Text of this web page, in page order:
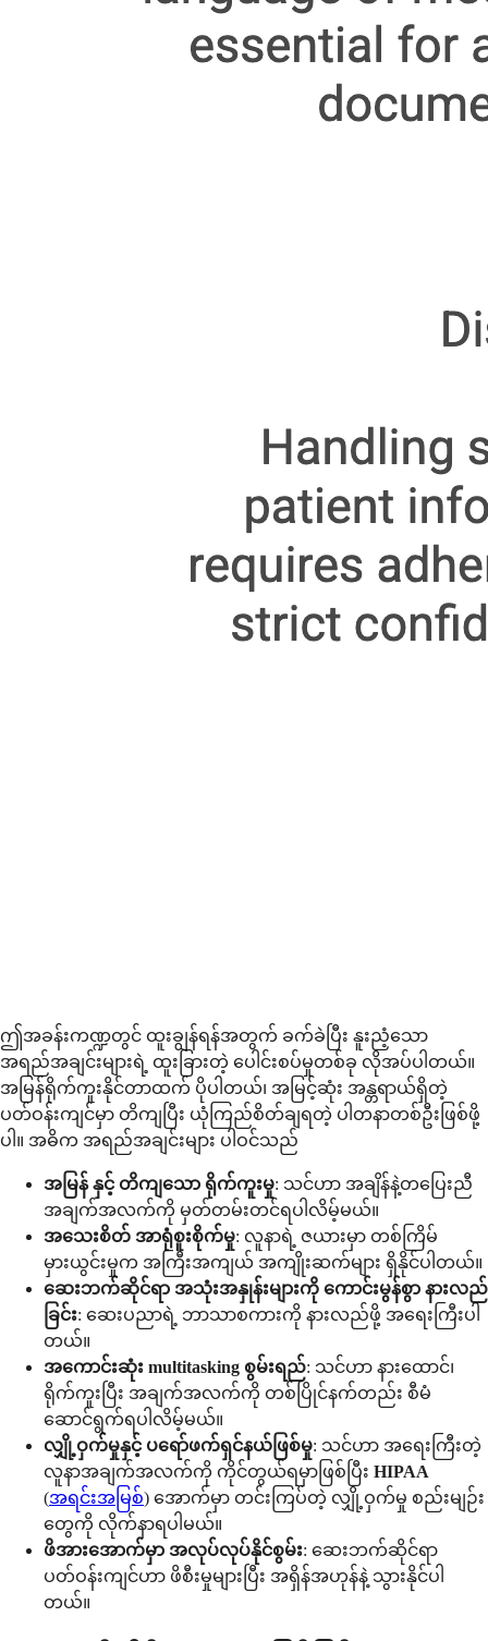
ဤအခန်းကဏ္ဍတွင် ထူးချွန်ရန်အတွက် ခက်ခဲပြီး နူးညံ့သော
အရည်အချင်းများရဲ့ ထူးခြားတဲ့ ပေါင်းစပ်မှုတစ်ခု လိုအပ်ပါတယ်။
အမြန်ရိုက်ကူးနိုင်တာထက် ပိုပါတယ်၊ အမြင့်ဆုံး အန္တရာယ်ရှိတဲ့
ပတ်ဝန်းကျင်မှာ တိကျပြီး ယုံကြည်စိတ်ချရတဲ့ ပါတနာတစ်ဦးဖြစ်ဖို့
ပါ။ အဓိက အရည်အချင်းများ ပါဝင်သည်
အမြန် နှင့် တိကျသော ရိုက်ကူးမှု: သင်ဟာ အချိန်နဲ့တပြေးညီ
အချက်အလက်ကို မှတ်တမ်းတင်ရပါလိမ့်မယ်။
အသေးစိတ် အာရုံစူးစိုက်မှု: လူနာရဲ့ ဇယားမှာ တစ်ကြိမ်
မှားယွင်းမှုက အကြီးအကျယ် အကျိုးဆက်များ ရှိနိုင်ပါတယ်။
ဆေးဘက်ဆိုင်ရာ အသုံးအနှုန်းများကို ကောင်းမွန်စွာ နားလည်
ခြင်း: ဆေးပညာရဲ့ ဘာသာစကားကို နားလည်ဖို့ အရေးကြီးပါ
တယ်။
အကောင်းဆုံး multitasking စွမ်းရည်: သင်ဟာ နားထောင်၊
ရိုက်ကူးပြီး အချက်အလက်ကို တစ်ပြိုင်နက်တည်း စီမံ
ဆောင်ရွက်ရပါလိမ့်မယ်။
လျှို့ဝှက်မှုနှင့် ပရော်ဖက်ရှင်နယ်ဖြစ်မှု: သင်ဟာ အရေးကြီးတဲ့
လူနာအချက်အလက်ကို ကိုင်တွယ်ရမှာဖြစ်ပြီး HIPAA
(အရင်းအမြစ်) အောက်မှာ တင်းကြပ်တဲ့ လျှို့ဝှက်မှု စည်းမျဉ်း
တွေကို လိုက်နာရပါမယ်။
ဖိအားအောက်မှာ အလုပ်လုပ်နိုင်စွမ်း: ဆေးဘက်ဆိုင်ရာ
ပတ်ဝန်းကျင်ဟာ ဖိစီးမှုများပြီး အရှိန်အဟုန်နဲ့ သွားနိုင်ပါ
တယ်။